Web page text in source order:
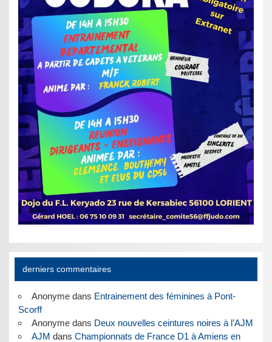
derniers commentaires
Anonymedans Entrainement des féminines à Pont-
Scorff
Anonymedans Deux nouvelles ceintures noires à l’AJM
AJM dans Championnats de France D1 à Amiens en